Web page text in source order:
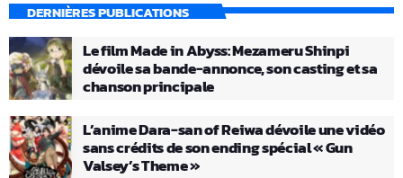
DERNIÈRES PUBLICATIONS
Le film Made in Abyss: Mezameru Shinpi
dévoile sa bande-annonce, son casting et sa
chanson principale
L’anime Dara-san of Reiwa dévoile une vidéo
sans crédits de son ending spécial « Gun
Valsey’s Theme »